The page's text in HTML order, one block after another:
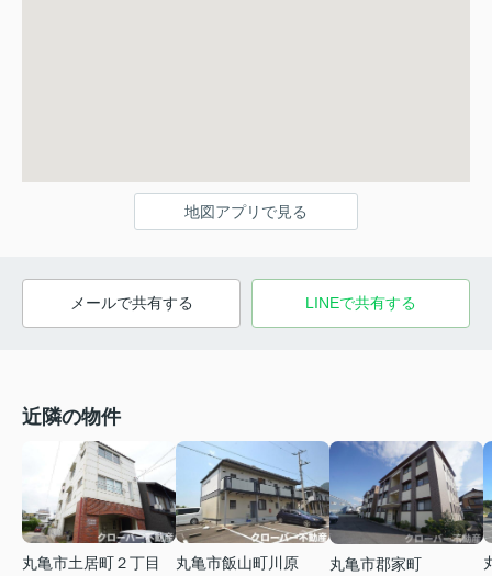
地図アプリで見る
メールで共有する LINEで共有する
近隣の物件
丸亀市土居町２丁目
丸亀市飯山町川原
丸亀市郡家町